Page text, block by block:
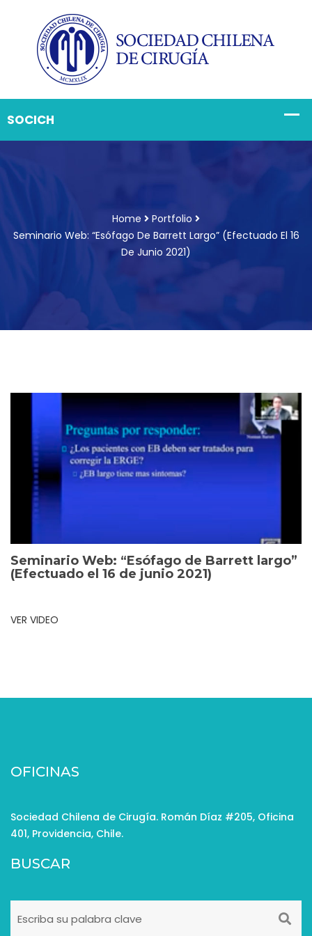
Home
Portfolio
Seminario Web: “Esófago De Barrett Largo” (Efectuado El 16
De Junio 2021)
Seminario Web: “Esófago de Barrett largo”
(Efectuado el 16 de junio 2021)
VER VIDEO
OFICINAS
Sociedad Chilena de Cirugía. Román Díaz #205, Oficina
401, Providencia, Chile.
BUSCAR